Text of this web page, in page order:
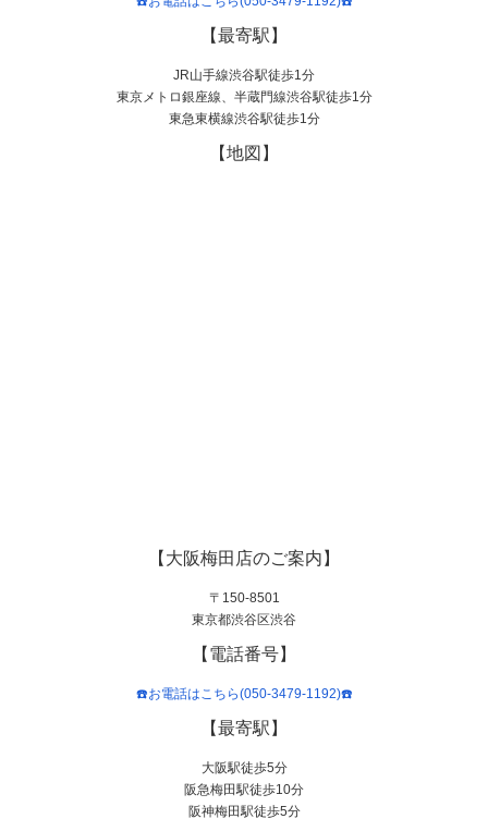
【最寄駅】
JR山手線渋谷駅徒歩1分
東京メトロ銀座線、半蔵門線渋谷駅徒歩1分
東急東横線渋谷駅徒歩1分
【地図】
【大阪梅田店のご案内】
〒150-8501
東京都渋谷区渋谷
【電話番号】
☎️お電話はこちら(050-3479-1192)☎️
【最寄駅】
大阪駅徒歩5分
阪急梅田駅徒歩10分
阪神梅田駅徒歩5分